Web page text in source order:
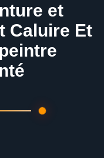
et
Caluire Et